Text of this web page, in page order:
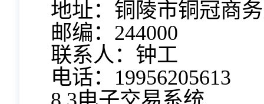
地址：铜陵市铜冠商
邮编：244000
联系人：钟工
电话：19956205613